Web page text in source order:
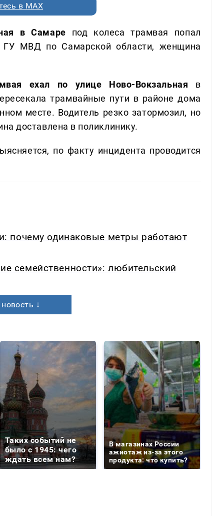
в MAX
в Самаре под колеса трамвая попал
ГУ МВД по Самарской области, женщина
ехал по улице Ново-Вокзальная в
трамвайные пути в районе дома
месте. Водитель резко затормозил, но
доставлена в поликлинику.
по факту инцидента проводится
почему одинаковые метры работают
семейственности»: любительский
↓
Таких событий не
было с 1945: чего
ждать всем нам?
В магазинах России
ажиотаж из-за этого
продукта: что купить?